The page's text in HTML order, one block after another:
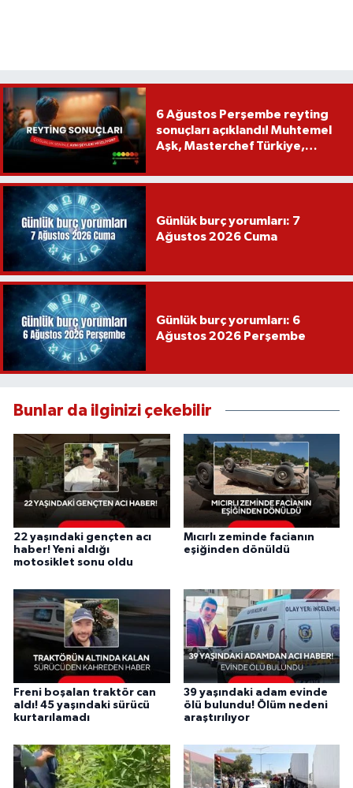
6 Ağustos Perşembe reyting
sonuçları açıklandı! Muhtemel
Aşk, Masterchef Türkiye,
Günlük burç yorumları: 7
Ağustos 2026 Cuma
Günlük burç yorumları: 6
Ağustos 2026 Perşembe
Bunlar da ilginizi çekebilir
22 yaşındaki gençten acı
haber! Yeni aldığı
motosiklet sonu oldu
Mıcırlı zeminde facianın
eşiğinden dönüldü
Freni boşalan traktör can
aldı! 45 yaşındaki sürücü
kurtarılamadı
39 yaşındaki adam evinde
ölü bulundu! Ölüm nedeni
araştırılıyor